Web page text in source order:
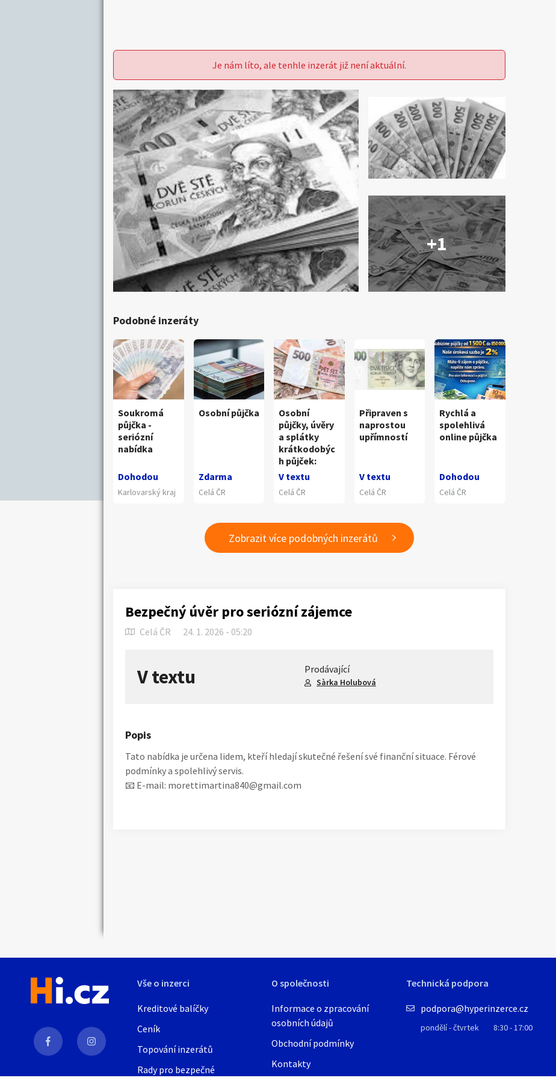
Je nám líto, ale tenhle inzerát již není aktuální.
+1
Podobné inzeráty
Soukromá
půjčka -
seriózní
nabídka
Dohodou
Karlovarský kraj
Osobní půjčka
Zdarma
Celá ČR
Osobní
půjčky, úvěry
a splátky
krátkodobýc
h půjček:
V textu
Celá ČR
Připraven s
naprostou
upřímností
V textu
Celá ČR
Rychlá a
spolehlivá
online půjčka
Dohodou
Celá ČR
Zobrazit více podobných inzerátů
Bezpečný úvěr pro seriózní zájemce
Celá ČR 24. 1. 2026 - 05:20
V textu Prodávající
Sàrka Holubová
Popis
Tato nabídka je určena lidem, kteří hledají skutečné řešení své finanční situace. Férové
podmínky a spolehlivý servis.
📧 E-mail: morettimartina840@gmail.com
Vše o inzerci
Kreditové balíčky
Ceník
Topování inzerátů
Rady pro bezpečné
O společnosti
Informace o zpracování
osobních údajů
Obchodní podmínky
Kontakty
Technická podpora
podpora@hyperinzerce.cz
pondělí - čtvrtek 8:30 - 17:00